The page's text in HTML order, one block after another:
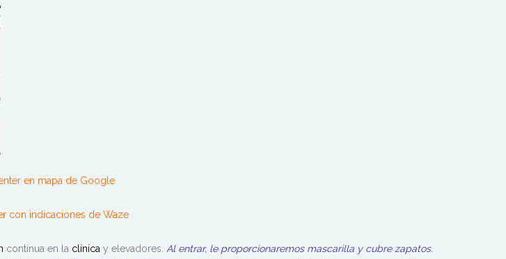
en mapa de Google
con indicaciones de Waze
continua en la clínica y elevadores. Al entrar, le proporcionaremos mascarilla y cubre zapatos.